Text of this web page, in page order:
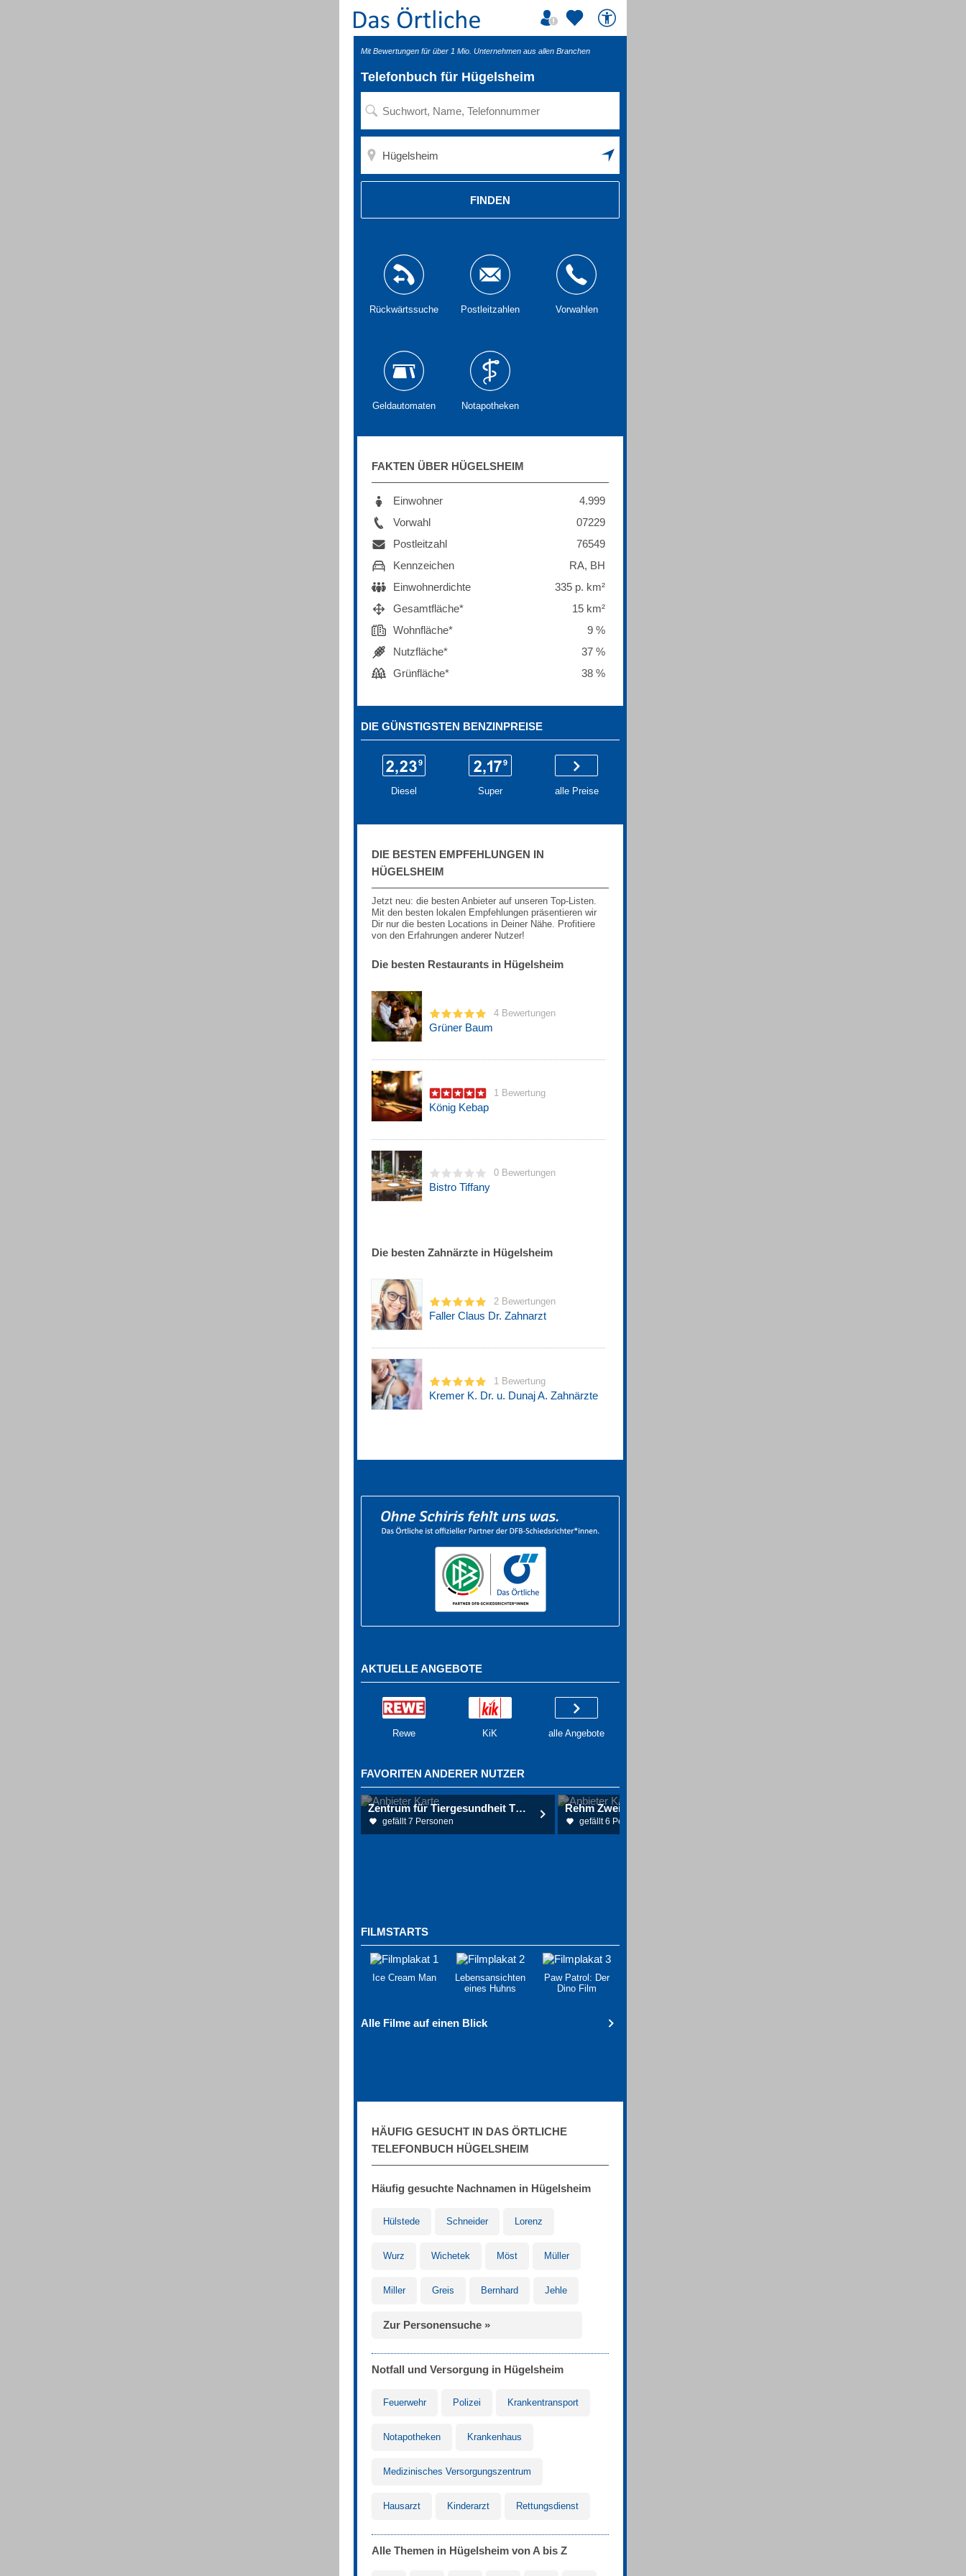
Mit Bewertungen für über 1 Mio. Unternehmen aus allen Branchen
Telefonbuch für Hügelsheim
FINDEN
Rückwärtssuche Postleitzahlen Vorwahlen
Geldautomaten Notapotheken
FAKTEN ÜBER HÜGELSHEIM
Einwohner
4.999
Vorwahl
07229
Postleitzahl
76549
Kennzeichen
RA, BH
Einwohnerdichte
335 p. km²
Gesamtfläche*
15 km²
Wohnfläche*
9 %
Nutzfläche*
37 %
Grünfläche*
38 %
DIE GÜNSTIGSTEN BENZINPREISE
Diesel Super alle Preise
DIE BESTEN EMPFEHLUNGEN IN
HÜGELSHEIM
Jetzt neu: die besten Anbieter auf unseren Top-Listen.
Mit den besten lokalen Empfehlungen präsentieren wir
Dir nur die besten Locations in Deiner Nähe. Profitiere
von den Erfahrungen anderer Nutzer!
Die besten Restaurants in Hügelsheim
4 Bewertungen
Grüner Baum
1 Bewertung
König Kebap
0 Bewertungen
Bistro Tiffany
Die besten Zahnärzte in Hügelsheim
2 Bewertungen
Faller Claus Dr. Zahnarzt
1 Bewertung
Kremer K. Dr. u. Dunaj A. Zahnärzte
AKTUELLE ANGEBOTE
Rewe KiK alle Angebote
FAVORITEN ANDERER NUTZER
Zentrum für Tiergesundheit Tierarzt
gefällt 7 Personen gefällt 6 Personen
FILMSTARTS
Ice Cream Man
Lebensansichten
eines Huhns
Paw Patrol: Der
Dino Film
Alle Filme auf einen Blick
HÄUFIG GESUCHT IN DAS ÖRTLICHE
TELEFONBUCH HÜGELSHEIM
Häufig gesuchte Nachnamen in Hügelsheim
Hülstede Schneider Lorenz
Wurz Wichetek Möst Müller
Miller Greis Bernhard Jehle
Zur Personensuche »
Notfall und Versorgung in Hügelsheim
Feuerwehr Polizei Krankentransport
Notapotheken Krankenhaus
Medizinisches Versorgungszentrum
Hausarzt Kinderarzt Rettungsdienst
Alle Themen in Hügelsheim von A bis Z